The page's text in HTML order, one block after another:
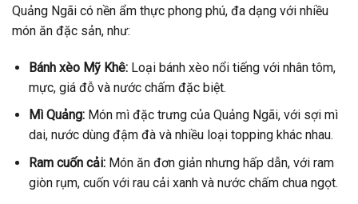
Quảng Ngãi có nền ẩm thực phong phú, đa dạng với nhiều
món ăn đặc sản, như:
Bánh xèo Mỹ Khê:Loại bánh xèo nổi tiếng với nhân tôm,
mực, giá đỗ và nước chấm đặc biệt.
Mì Quảng:Món mì đặc trưng của Quảng Ngãi, với sợi mì
dai, nước dùng đậm đà và nhiều loại topping khác nhau.
Ram cuốn cải:Món ăn đơn giản nhưng hấp dẫn, với ram
giòn rụm, cuốn với rau cải xanh và nước chấm chua ngọt.